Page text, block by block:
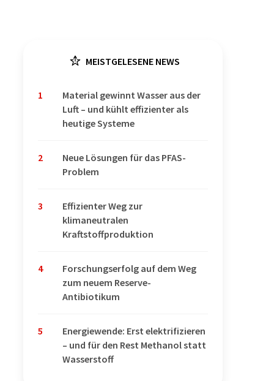
MEISTGELESENE NEWS
1
Material gewinnt Wasser aus der
Luft – und kühlt effizienter als
heutige Systeme
2
Neue Lösungen für das PFAS-
Problem
3
Effizienter Weg zur
klimaneutralen
Kraftstoffproduktion
4
Forschungserfolg auf dem Weg
zum neuem Reserve-
Antibiotikum
5
Energiewende: Erst elektrifizieren
– und für den Rest Methanol statt
Wasserstoff